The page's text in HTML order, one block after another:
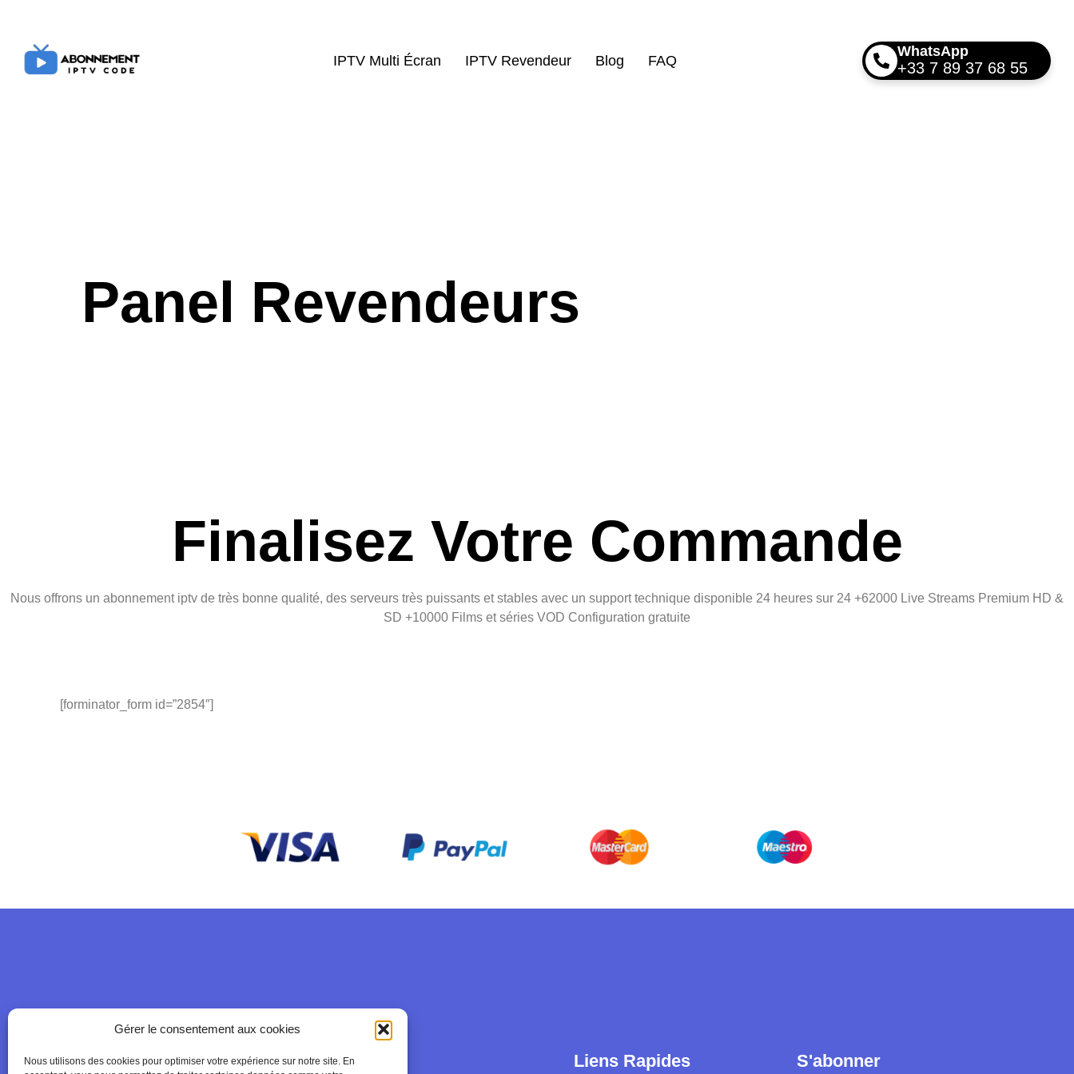
Gérer le consentement aux cookies
Nous utilisons des cookies pour optimiser votre expérience sur notre site. En
IPTV Multi Écran IPTV Revendeur Blog FAQ
WhatsApp
+33 7 89 37 68 55
Panel Revendeurs
Finalisez Votre Commande
Nous offrons un abonnement iptv de très bonne qualité, des serveurs très puissants et stables avec un support technique disponible 24 heures sur 24 +62000 Live Streams Premium HD &
SD +10000 Films et séries VOD Configuration gratuite
[forminator_form id=”2854″]
Contact Liens Rapides S'abonner